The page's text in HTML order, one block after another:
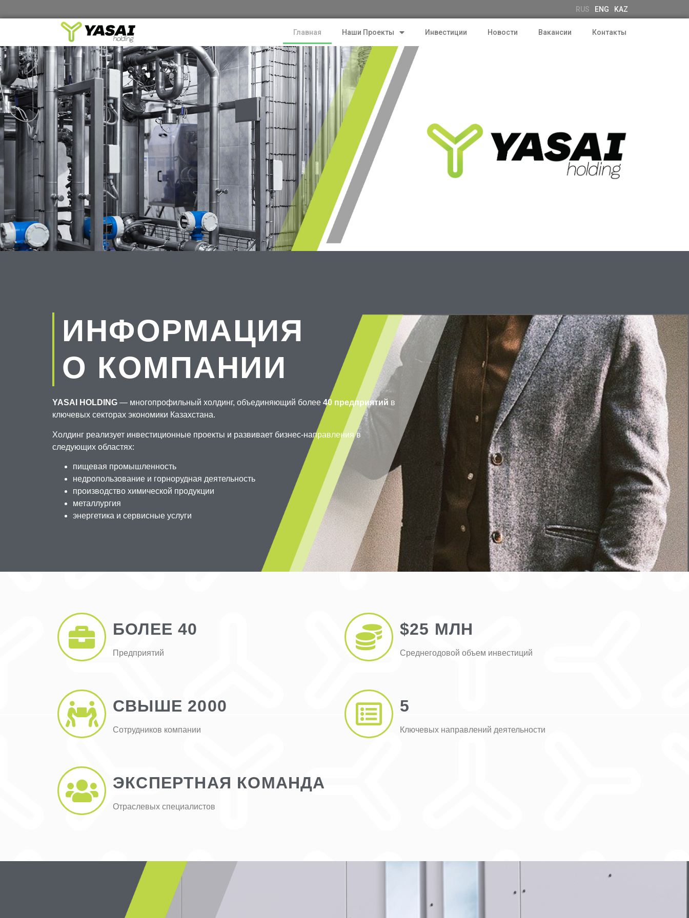
RUS ENG KAZ
Главная Наши Проекты Инвестиции Новости Вакансии Контакты
ИНФОРМАЦИЯ
О КОМПАНИИ
YASAI HOLDING — многопрофильный холдинг, объединяющий более 40 предприятий в
ключевых секторах экономики Казахстана.
Холдинг реализует инвестиционные проекты и развивает бизнес-направления в
следующих областях:
пищевая промышленность
недропользование и горнорудная деятельность
производство химической продукции
металлургия
энергетика и сервисные услуги
БОЛЕЕ 40
Предприятий
$25 МЛН
Среднегодовой объем инвестиций
СВЫШЕ 2000
Сотрудников компании
5
Ключевых направлений деятельности
ЭКСПЕРТНАЯ КОМАНДА
Отраслевых специалистов